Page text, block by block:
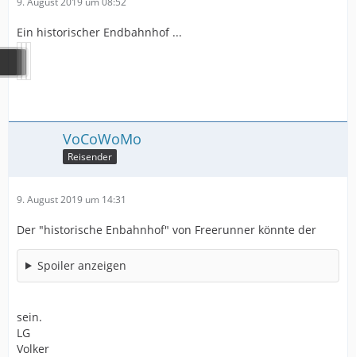
Ein historischer Endbahnhof ...
VoCoWoMo
Reisender
9. August 2019 um 14:31
Der "historische Enbahnhof" von Freerunner könnte der
Spoiler anzeigen
sein.
LG
Volker